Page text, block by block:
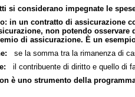
si considerano impegnate le
in un contratto di assicurazione
non potendo
di assicurazione. È un
se la somma tra la rimanenza di
il contribuente di diritto e quello di
è uno strumento della